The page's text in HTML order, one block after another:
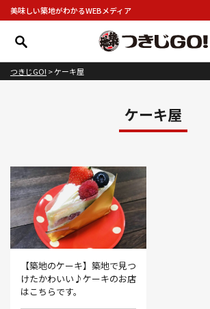
美味しい築地がわかるWEBメディア
つきじGO! >ケーキ屋
ケーキ屋
【築地のケーキ】築地で見つ
けたかわいい♪ケーキのお店
はこちらです。